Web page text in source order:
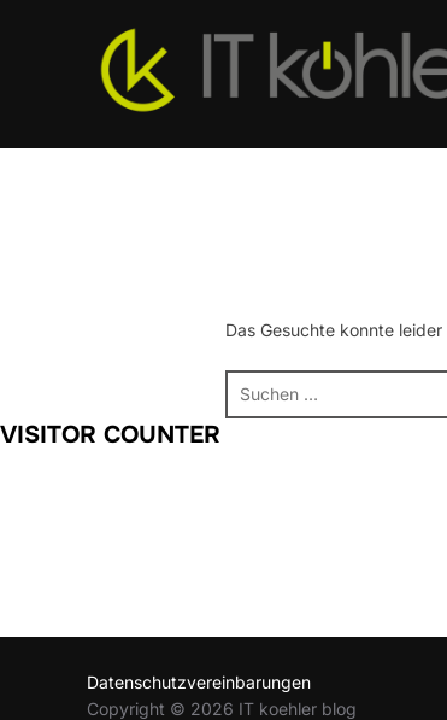
Das Gesuchte konnte
Suchen
nach:
VISITOR COUNTER
Datenschutzvereinbarungen
Copyright © 2026 IT koehler blog